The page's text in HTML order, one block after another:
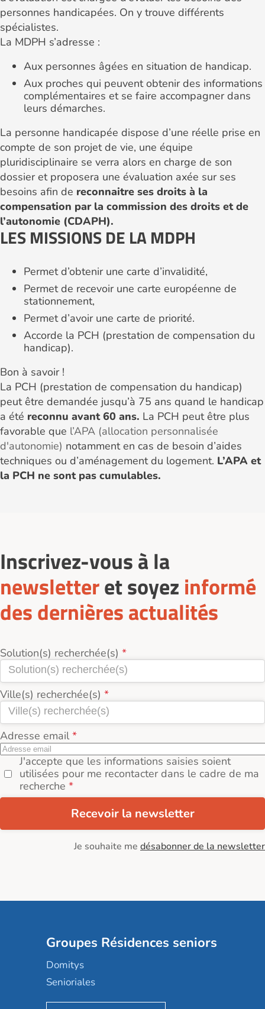
personnes handicapées. On y trouve différents
spécialistes.
La MDPH s’adresse :
Aux personnes âgées en situation de handicap.
Aux proches qui peuvent obtenir des informations
complémentaires et se faire accompagner dans
leurs démarches.
La personne handicapée dispose d’une réelle prise en
compte de son projet de vie, une équipe
pluridisciplinaire se verra alors en charge de son
dossier et proposera une évaluation axée sur ses
besoins afin de reconnaitre ses droits à la
compensation par la commission des droits et de
l’autonomie (CDAPH).
LES MISSIONS DE LA MDPH
Permet d’obtenir une carte d’invalidité,
Permet de recevoir une carte européenne de
stationnement,
Permet d’avoir une carte de priorité.
Accorde la PCH (prestation de compensation du
handicap).
Bon à savoir !
La PCH (prestation de compensation du handicap)
peut être demandée jusqu’à 75 ans quand le handicap
a été reconnu avant 60 ans. La PCH peut être plus
favorable que l’APA (allocation personnalisée
d'autonomie) notamment en cas de besoin d’aides
techniques ou d’aménagement du logement. L’APA et
la PCH ne sont pas cumulables.
Inscrivez-vous à la
newsletteret soyez informé
des dernières actualités
Solution(s) recherchée(s)
Ville(s) recherchée(s)
Adresse email
J'accepte que les informations saisies soient
utilisées pour me recontacter dans le cadre de ma
recherche
Recevoir la newsletter
Je souhaite me désabonner de la newsletter
Groupes Résidences seniors
Domitys
Senioriales
Nohée